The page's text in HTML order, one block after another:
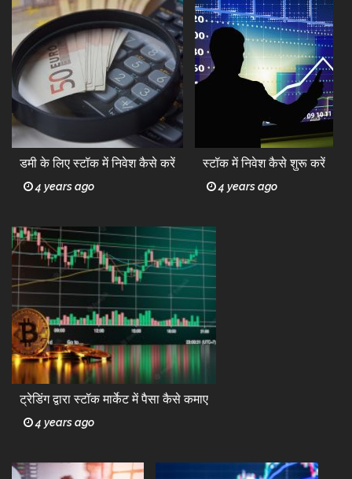
डमी के लिए स्टॉक में निवेश कैसे करें
4 years ago
स्टॉक में निवेश कैसे शुरू करें
4 years ago
ट्रेडिंग द्वारा स्टॉक मार्केट में पैसा कैसे कमाए
4 years ago